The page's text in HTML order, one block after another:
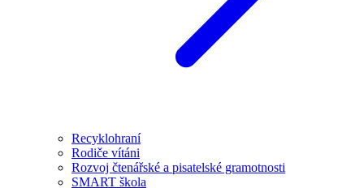
Recyklohraní
Rodiče vítáni
Rozvoj čtenářské a pisatelské gramotnosti
SMART škola